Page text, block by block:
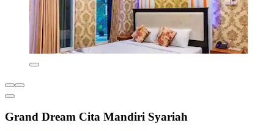
Grand Dream Cita Mandiri Syariah